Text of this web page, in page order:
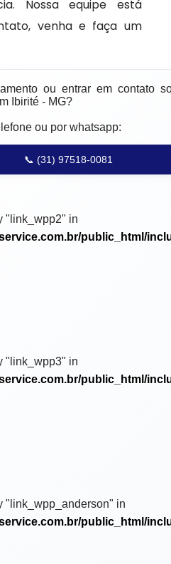
Nossa equipe está
venha e faça um
ou entrar em contato
Ibirité - MG?
ou por whatsapp:
📞 (31) 97518-0081
"link_wpp2" in
public_html/
"link_wpp3" in
public_html/
"link_wpp_anderson" in
public_html/